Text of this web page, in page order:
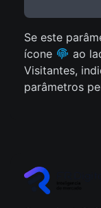
Se este
ícone
ao
Visitantes,
parâmetros